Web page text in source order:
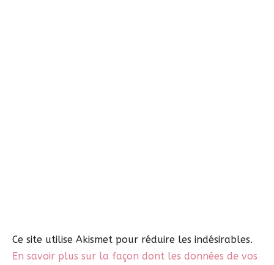
Ce site utilise Akismet pour réduire les indésirables.
En savoir plus sur la façon dont les données de vos